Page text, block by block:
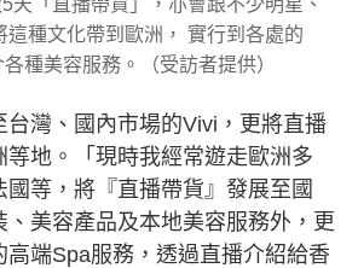
這種文化帶到歐洲， 實行到各處的
種美容服務。（受訪者提供）
台灣、國內市場的Vivi，更將直播
等地。「現時我經常遊走歐洲多
國等，將『直播帶貨』發展至國
、美容產品及本地美容服務外，更
高端Spa服務，透過直播介紹給香